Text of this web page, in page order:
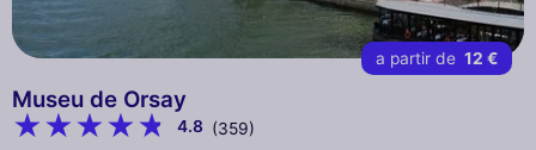
a partir de 12 €
Museu de Orsay
4.8 (359)